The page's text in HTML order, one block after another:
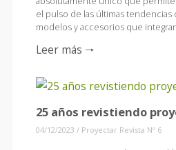
el pulso de las últimas
modelos y accesorios que
Leer más 🠒
25 años revistiendo
04/12/2023 / Proyectar Revista Nº 6